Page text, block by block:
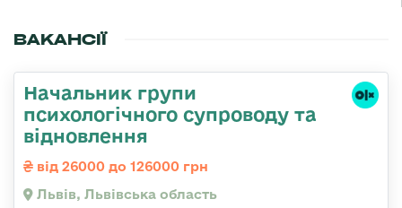
ВАКАНСІЇ
Начальник групи
психологічного супроводу та
відновлення
від 26000 до 126000 грн
Львів, Львівська область